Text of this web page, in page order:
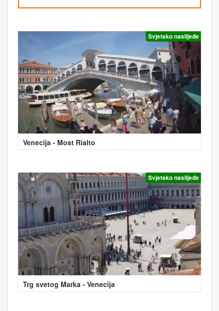
Svjetsko naslijeđe
Venecija - Most Rialto
Svjetsko naslijeđe
Trg svetog Marka - Venecija